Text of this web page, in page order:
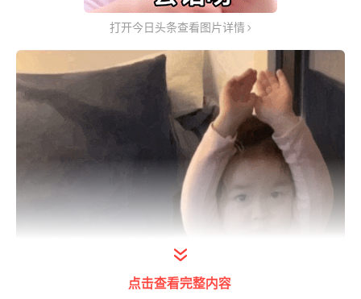
打开今日头条查看图片详情
点击查看完整内容